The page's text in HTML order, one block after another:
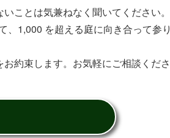
ことは気兼ねなく聞いてください。
、1,000 を超える庭に向き合って参り
約束します。お気軽にご相談くださ